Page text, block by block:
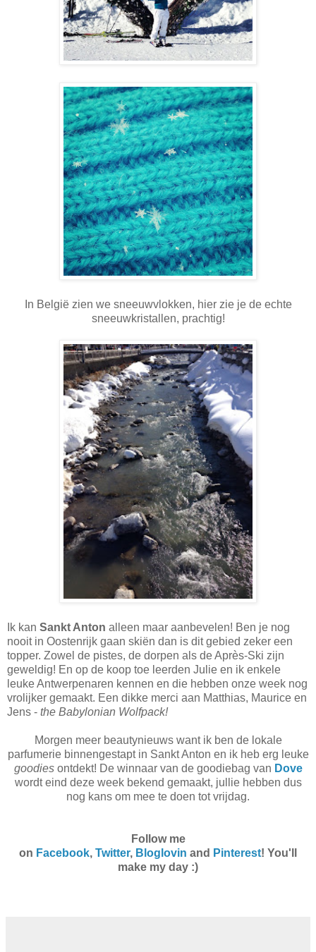
In België zien we sneeuwvlokken, hier zie je de echte
sneeuwkristallen, prachtig!
Ik kan Sankt Anton alleen maar aanbevelen! Ben je nog
nooit in Oostenrijk gaan skiën dan is dit gebied zeker een
topper. Zowel de pistes, de dorpen als de Après-Ski zijn
geweldig! En op de koop toe leerden Julie en ik enkele
leuke Antwerpenaren kennen en die hebben onze week nog
vrolijker gemaakt. Een dikke merci aan Matthias, Maurice en
Jens - the Babylonian Wolfpack!
Morgen meer beautynieuws want ik ben de lokale
parfumerie binnengestapt in Sankt Anton en ik heb erg leuke
goodiesontdekt! De winnaar van de goodiebag van Dove
wordt eind deze week bekend gemaakt, jullie hebben dus
nog kans om mee te doen tot vrijdag.
Follow me
on Facebook, Twitter, Bloglovin and Pinterest! You'll
make my day :)